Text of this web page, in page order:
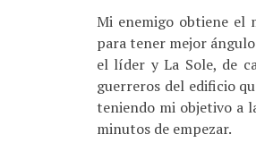
Mi enemigo obtiene el
para tener mejor
el líder y La Sole, de
guerreros del edificio
teniendo mi objetivo a
minutos de empezar.